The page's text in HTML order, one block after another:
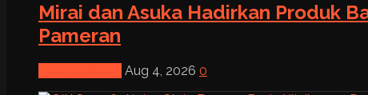
Mirai dan Asuka Hadirkan Produk
Pameran
Aug 4, 2026 0